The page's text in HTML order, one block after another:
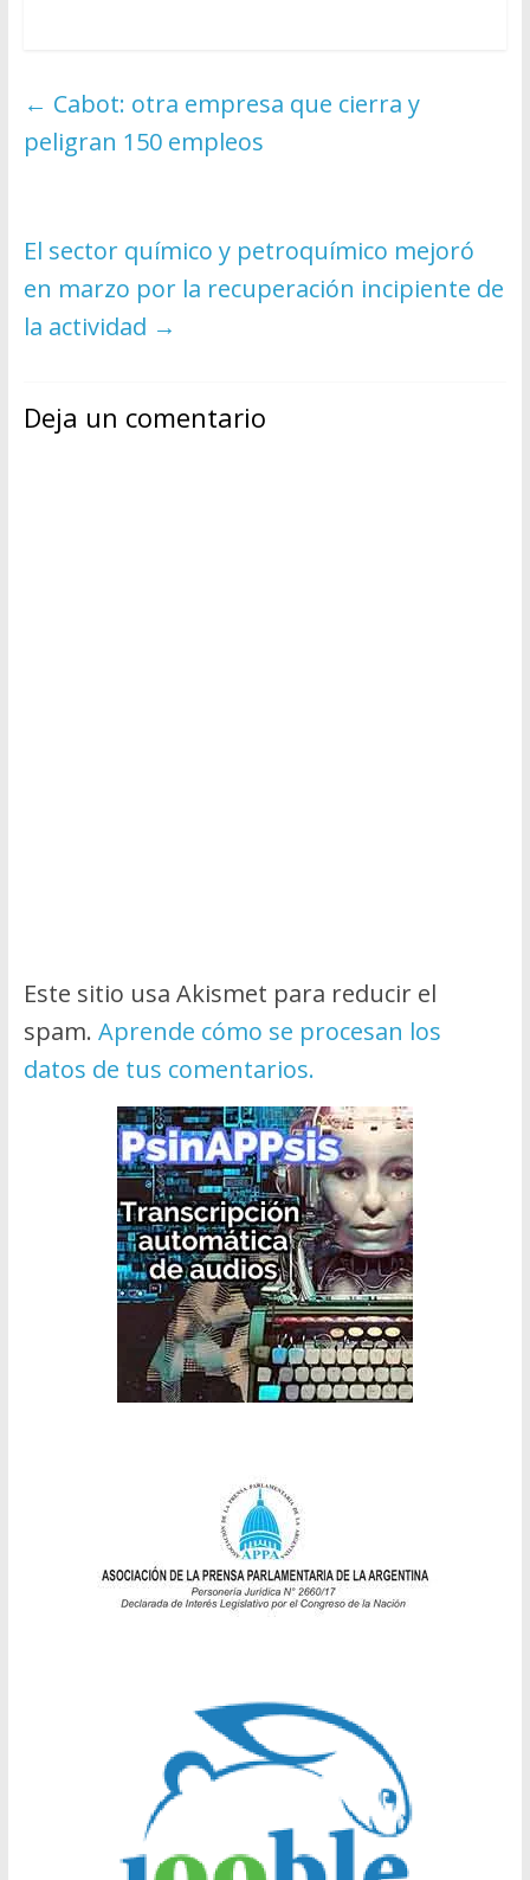
← Cabot: otra empresa que cierra y
peligran 150 empleos
El sector químico y petroquímico mejoró
en marzo por la recuperación incipiente de
la actividad →
Deja un comentario
Este sitio usa Akismet para reducir el
spam. Aprende cómo se procesan los
datos de tus comentarios.